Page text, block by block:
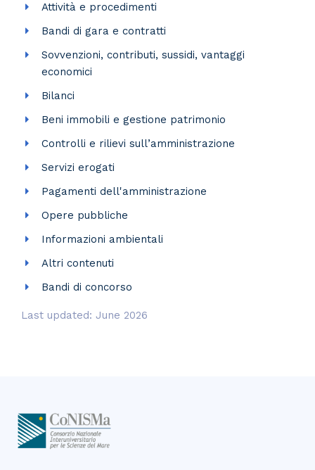
Attività e procedimenti
Bandi di gara e contratti
Sovvenzioni, contributi, sussidi, vantaggi
economici
Bilanci
Beni immobili e gestione patrimonio
Controlli e rilievi sull’amministrazione
Servizi erogati
Pagamenti dell'amministrazione
Opere pubbliche
Informazioni ambientali
Altri contenuti
Bandi di concorso
Last updated: June 2026